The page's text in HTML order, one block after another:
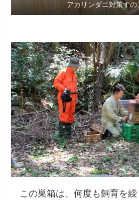
アカリンダニ対策すの
この巣箱は、何度も飼育を